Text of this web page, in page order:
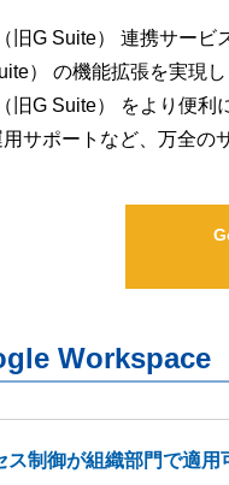
旧G Suite） 連携サー
） の機能拡張を実現し
旧G Suite） をより便利
サポートなど、万全の
Workspace
ス制御が組織部門で適用